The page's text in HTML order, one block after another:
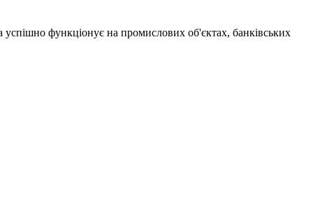
функціонує на промислових об'єктах, банківських